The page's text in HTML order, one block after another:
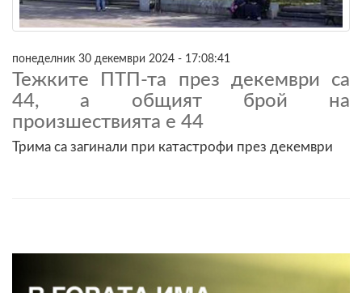
понеделник 30 декември 2024 - 17:08:41
Тежките ПТП-та през декември са
44, а общият брой на
произшествията е 44
Трима са загинали при катастрофи през декември